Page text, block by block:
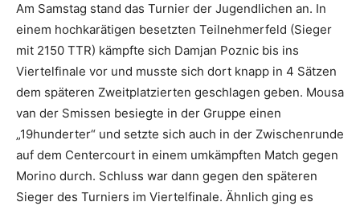
Am Samstag stand das Turnier der Jugendlichen an. In
einem hochkarätigen besetzten Teilnehmerfeld (Sieger
mit 2150 TTR) kämpfte sich Damjan Poznic bis ins
Viertelfinale vor und musste sich dort knapp in 4 Sätzen
dem späteren Zweitplatzierten geschlagen geben. Mousa
van der Smissen besiegte in der Gruppe einen
„19hunderter“ und setzte sich auch in der Zwischenrunde
auf dem Centercourt in einem umkämpften Match gegen
Morino durch. Schluss war dann gegen den späteren
Sieger des Turniers im Viertelfinale. Ähnlich ging es